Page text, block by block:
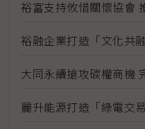
裕富支持攸惜關懷協會
裕融企業打造「文化共
大同永續搶攻碳權商機
麗升能源打造「綠電交